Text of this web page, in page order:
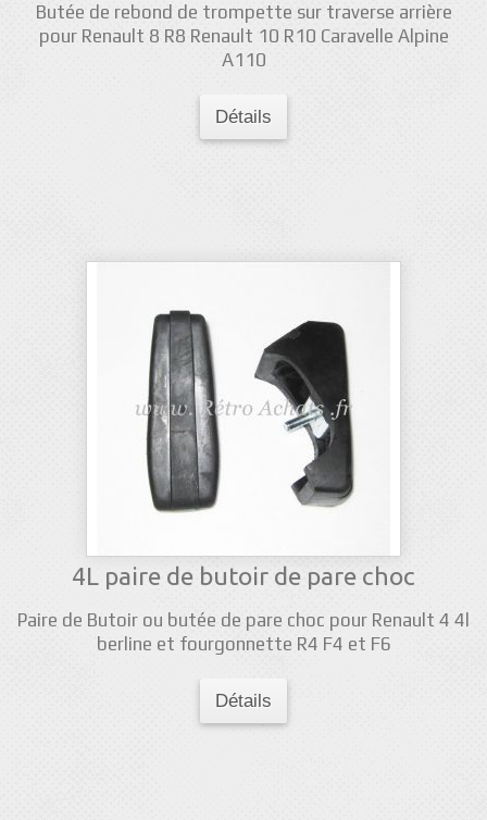
Butée de rebond de trompette sur traverse arrière
pour Renault 8 R8 Renault 10 R10 Caravelle Alpine
A110
Détails
4L paire de butoir de pare choc
Paire de Butoir ou butée de pare choc pour Renault 4 4l
berline et fourgonnette R4 F4 et F6
Détails